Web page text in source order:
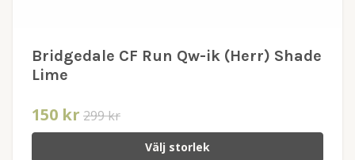
Bridgedale CF Run Qw-ik (Herr) Shade
Lime
150 kr 299 kr
Välj storlek